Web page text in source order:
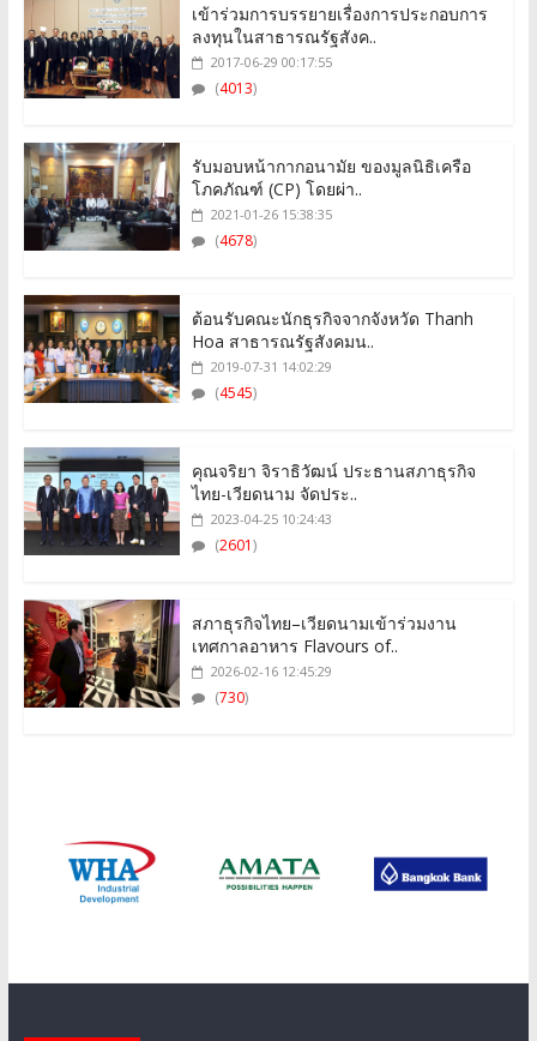
เข้าร่วมการบรรยายเรื่องการประกอบการ
ลงทุนในสาธารณรัฐสังค..
2017-06-29 00:17:55
(4013)
รับมอบหน้ากากอนามัย ของมูลนิธิเครือ
โภคภัณฑ์ (CP) โดยผ่า..
2021-01-26 15:38:35
(4678)
ต้อนรับคณะนักธุรกิจจากจังหวัด Thanh
Hoa สาธารณรัฐสังคมน..
2019-07-31 14:02:29
(4545)
คุณจริยา จิราธิวัฒน์ ประธานสภาธุรกิจ
ไทย-เวียดนาม จัดประ..
2023-04-25 10:24:43
(2601)
สภาธุรกิจไทย–เวียดนามเข้าร่วมงาน
เทศกาลอาหาร Flavours of..
2026-02-16 12:45:29
(730)